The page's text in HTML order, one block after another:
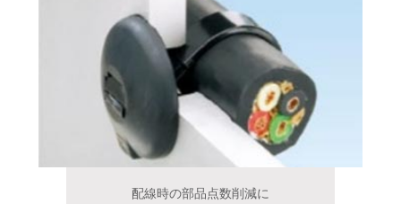
配線時の部品点数削減に